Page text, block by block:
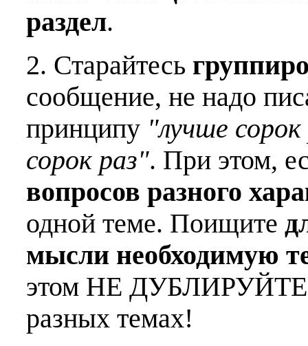
раздел.
2. Старайтесь
сообщение, не надо
принципу "лучше
сорок раз". При этом,
вопросов разного
одной теме. Поищите
мысли необходимую
этом НЕ ДУБЛИРУЙТЕ
разных темах!